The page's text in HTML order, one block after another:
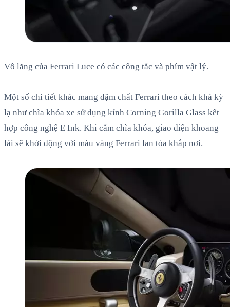
Vô lăng của Ferrari Luce có các công tắc và phím vật lý.
Một số chi tiết khác mang đậm chất Ferrari theo cách khá kỳ
lạ như chìa khóa xe sử dụng kính Corning Gorilla Glass kết
hợp công nghệ E Ink. Khi cắm chìa khóa, giao diện khoang
lái sẽ khởi động với màu vàng Ferrari lan tỏa khắp nơi.